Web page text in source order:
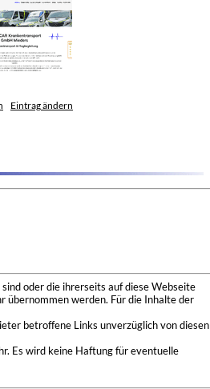
Eintrag ändern
oder die ihrerseits auf diese Webseite
übernommen werden. Für die Inhalte der
betroffene Links unverzüglich von diesen
Es wird keine Haftung für eventuelle